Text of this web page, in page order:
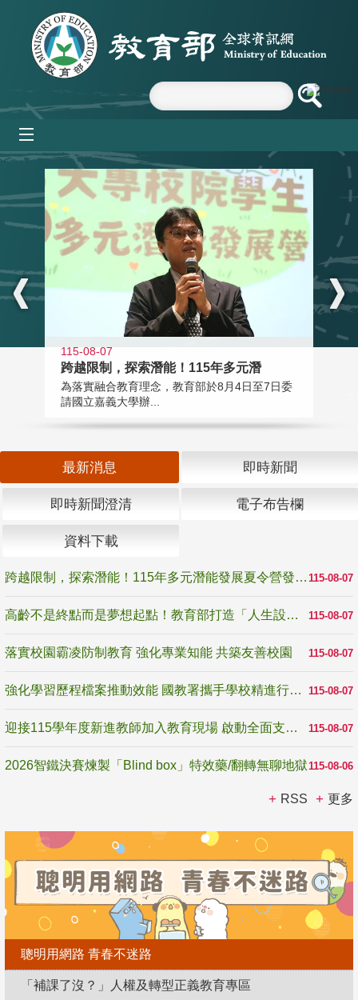
跳到主要內容區塊
:::
115-08-07
跨越限制，探索潛能！115年多元潛
為落實融合教育理念，教育部於8月4日至7日委
請國立嘉義大學辦...
最新消息 即時新聞
即時新聞澄清 電子布告欄
資料下載
115-08-07
跨越限制，探索潛能！115年多元潛能發展夏令營發掘生命無限可能
115-08-07
高齡不是終點而是夢想起點！教育部打造「人生設計夢工場」 參展第3屆高齡健康產業博覽會
115-08-07
落實校園霸凌防制教育 強化專業知能 共築友善校園
115-08-07
強化學習歷程檔案推動效能 國教署攜手學校精進行政與教學支持
115-08-07
迎接115學年度新進教師加入教育現場 啟動全面支持陪伴
115-08-06
2026智鐵決賽煉製「Blind box」特效藥/翻轉無聊地獄
RSS 更多
聰明用網路 青春不迷路
「補課了沒？」人權及轉型正義教育專區